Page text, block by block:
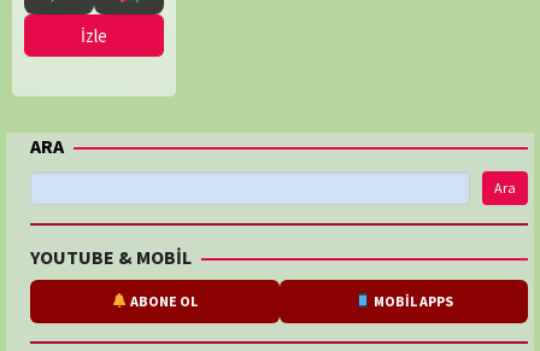
İzle
ARA
Ara
YOUTUBE & MOBİL
ABONE OL MOBİL APPS